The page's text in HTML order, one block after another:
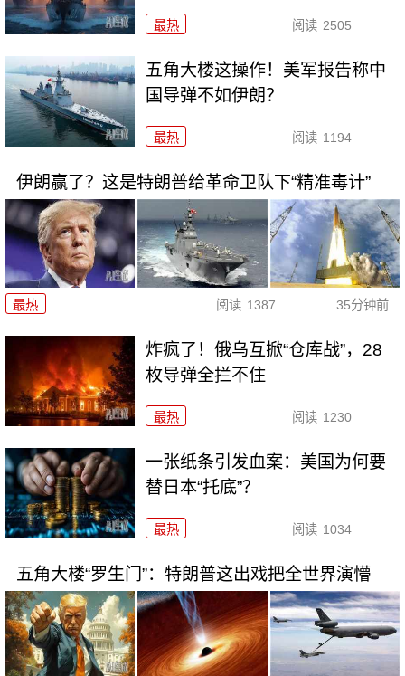
最热 阅读 2505
五角大楼这操作！美军报告称中
国导弹不如伊朗？
最热 阅读 1194
伊朗赢了？这是特朗普给革命卫队下“精准毒计”
最热 阅读 1387 35分钟前
炸疯了！俄乌互掀“仓库战”，28
枚导弹全拦不住
最热 阅读 1230
一张纸条引发血案：美国为何要
替日本“托底”？
最热 阅读 1034
五角大楼“罗生门”：特朗普这出戏把全世界演懵